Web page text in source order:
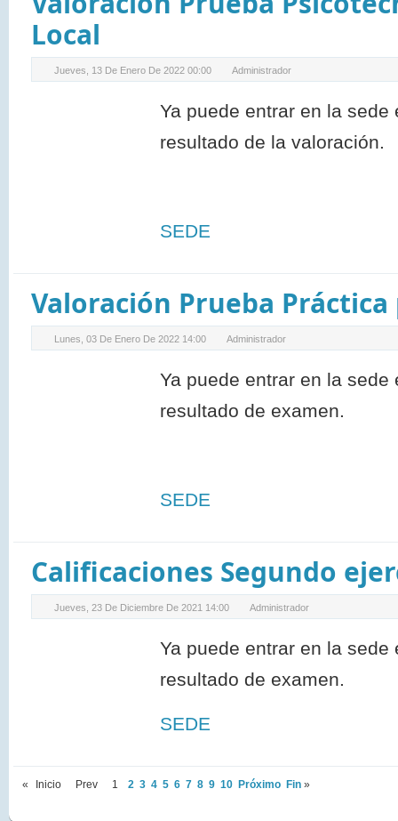
Local
Jueves, 13 De Enero De 2022 00:00 Administrador
Ya puede entrar en la
resultado de la valoración.
SEDE
Valoración Prueba
Lunes, 03 De Enero De 2022 14:00 Administrador
Ya puede entrar en la
resultado de examen.
SEDE
Calificaciones Segundo
Jueves, 23 De Diciembre De 2021 14:00 Administrador
Ya puede entrar en la
resultado de examen.
SEDE
« Inicio Prev 1 2 3 4 5 6 7 8 9 10 Próximo Fin »